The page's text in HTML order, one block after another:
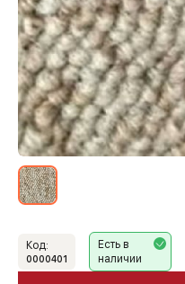
Код:
0000401
Есть в
наличии